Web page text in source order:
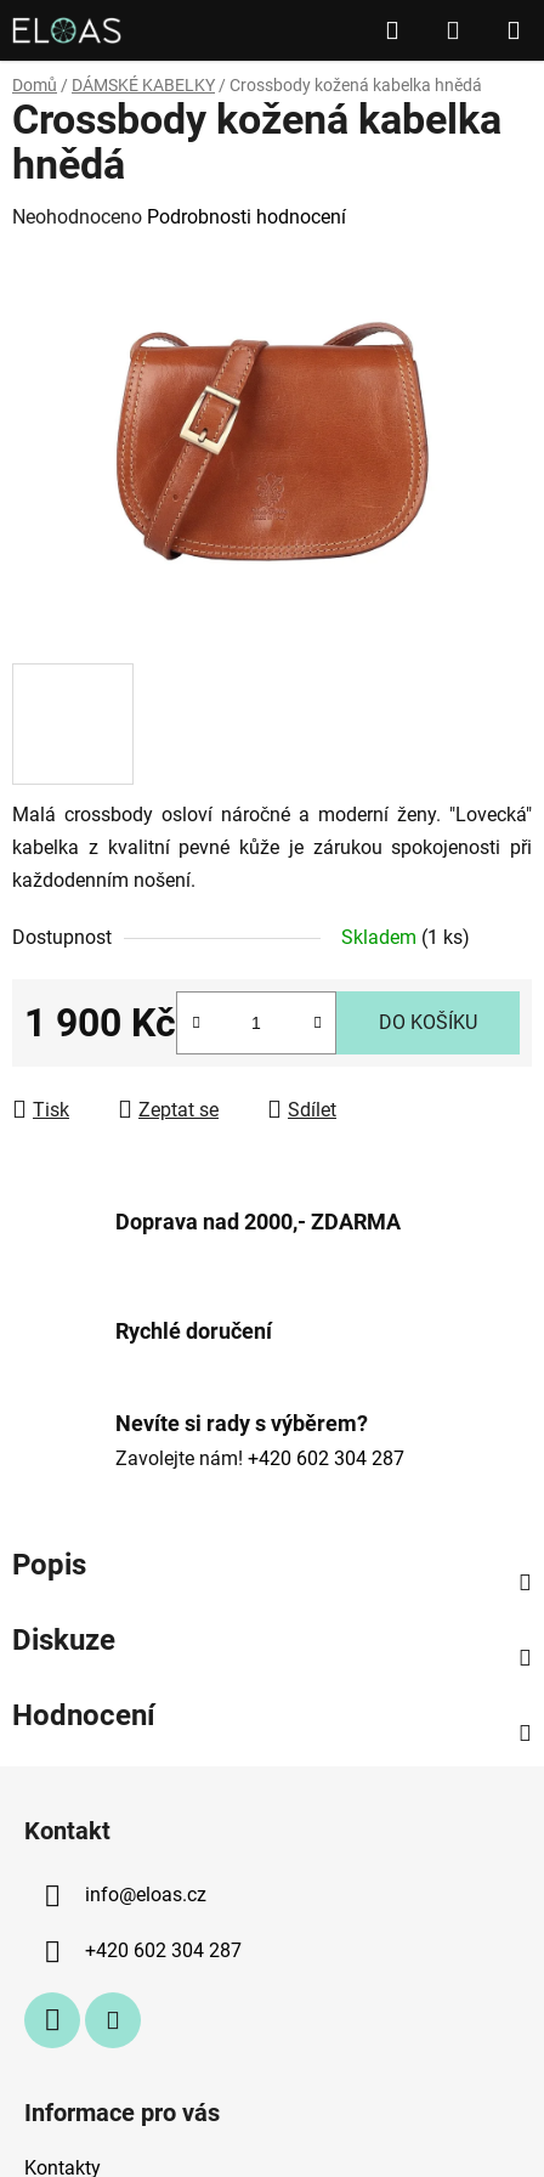
Přejít
na
obsah
Hledat
KOŠÍK
Domů / DÁMSKÉ KABELKY / Crossbody kožená kabelka hnědá
Malá crossbody osloví náročné a moderní ženy. "Lovecká"
kabelka z kvalitní pevné kůže je zárukou spokojenosti při
každodenním nošení.
Dostupnost Skladem (1 ks)
1 900 Kč DO KOŠÍKU
Tisk Zeptat se Sdílet
Crossbody kožená kabelka
hnědá
Průměrné
Neohodnoceno Podrobnosti hodnocení
Doprava nad 2000,- ZDARMA
Rychlé doručení
Nevíte si rady s výběrem?
Zavolejte nám! +420 602 304 287
Popis
Diskuze
Hodnocení
Kontakt
info@eloas.cz
+420 602 304 287
Informace pro vás
Kontakty